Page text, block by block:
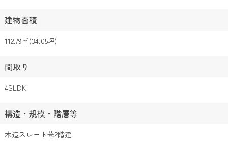
建物面積
112.79㎡(34.05坪)
間取り
4SLDK
構造・規模・階層等
木造スレート葺2階建